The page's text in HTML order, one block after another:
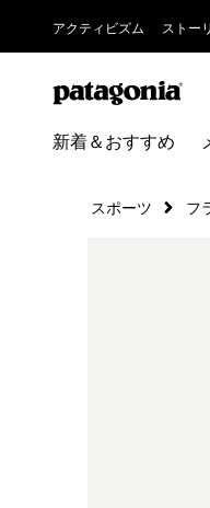
アクティビズム ストー
新着＆おすすめ
スポーツ フ